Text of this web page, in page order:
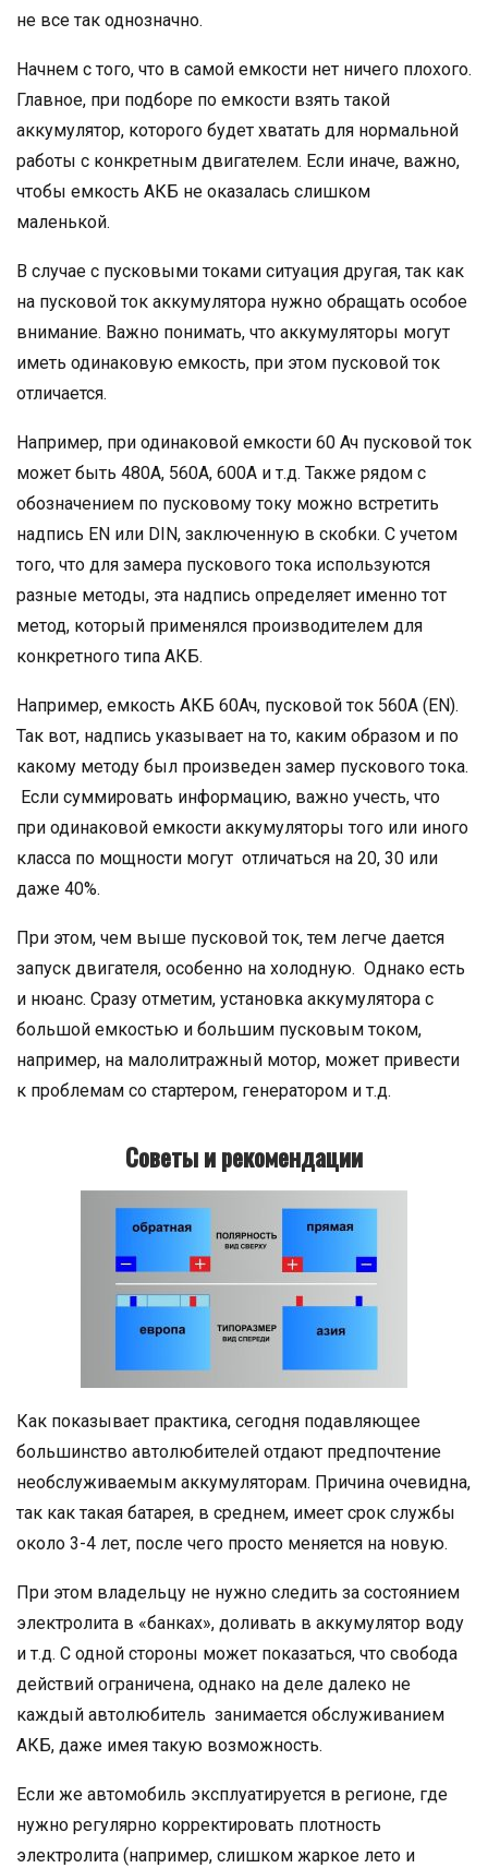
не все так однозначно.
Начнем с того, что в самой емкости нет ничего плохого.
Главное, при подборе по емкости взять такой
аккумулятор, которого будет хватать для нормальной
работы с конкретным двигателем. Если иначе, важно,
чтобы емкость АКБ не оказалась слишком
маленькой.
В случае с пусковыми токами ситуация другая, так как
на пусковой ток аккумулятора нужно обращать особое
внимание. Важно понимать, что аккумуляторы могут
иметь одинаковую емкость, при этом пусковой ток
отличается.
Например, при одинаковой емкости 60 Ач пусковой ток
может быть 480А, 560А, 600А и т.д. Также рядом с
обозначением по пусковому току можно встретить
надпись EN или DIN, заключенную в скобки. С учетом
того, что для замера пускового тока используются
разные методы, эта надпись определяет именно тот
метод, который применялся производителем для
конкретного типа АКБ.
Например, емкость АКБ 60Ач, пусковой ток 560А (EN).
Так вот, надпись указывает на то, каким образом и по
какому методу был произведен замер пускового тока.
Если суммировать информацию, важно учесть, что
при одинаковой емкости аккумуляторы того или иного
класса по мощности могут отличаться на 20, 30 или
даже 40%.
При этом, чем выше пусковой ток, тем легче дается
запуск двигателя, особенно на холодную. Однако есть
и нюанс. Сразу отметим, установка аккумулятора с
большой емкостью и большим пусковым током,
например, на малолитражный мотор, может привести
к проблемам со стартером, генератором и т.д.
Советы и рекомендации
Как показывает практика, сегодня подавляющее
большинство автолюбителей отдают предпочтение
необслуживаемым аккумуляторам. Причина очевидна,
так как такая батарея, в среднем, имеет срок службы
около 3-4 лет, после чего просто меняется на новую.
При этом владельцу не нужно следить за состоянием
электролита в «банках», доливать в аккумулятор воду
и т.д. С одной стороны может показаться, что свобода
действий ограничена, однако на деле далеко не
каждый автолюбитель занимается обслуживанием
АКБ, даже имея такую возможность.
Если же автомобиль эксплуатируется в регионе, где
нужно регулярно корректировать плотность
электролита (например, слишком жаркое лето и